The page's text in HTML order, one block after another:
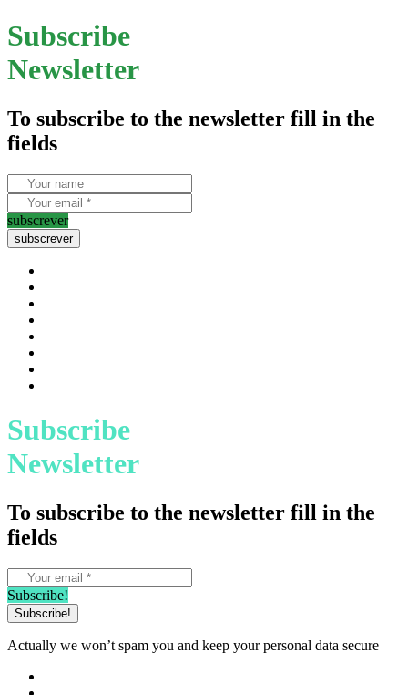
Subscribe
Newsletter
To subscribe to the newsletter fill in the
fields
subscrever
Subscribe
Newsletter
To subscribe to the newsletter fill in the
fields
Subscribe!
Actually we won’t spam you and keep your personal data secure